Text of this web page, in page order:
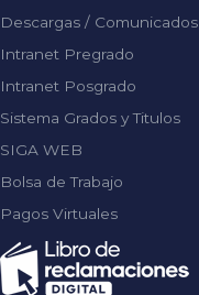
Descargas / Comunicados
Intranet Pregrado
Intranet Posgrado
Sistema Grados y Titulos
SIGA WEB
Bolsa de Trabajo
Pagos Virtuales